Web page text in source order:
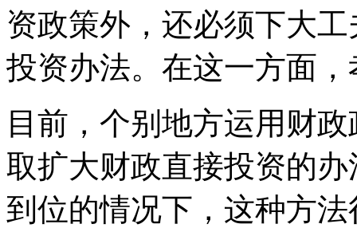
资政策外，还必须下大
投资办法。在这一方面
目前，个别地方运用财
取扩大财政直接投资的
到位的情况下，这种方